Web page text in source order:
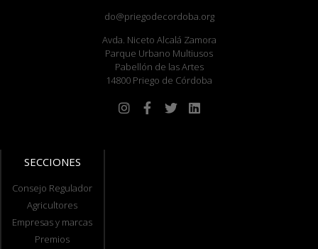
do@priegodecordoba.org
Avda. Niceto Alcalá Zamora
Parque Urbano Multiusos
Pabellón de las Artes
14800 Priego de Córdoba
SECCIONES
Consejo Regulador
Agricultores
Empresas y marcas
Premios